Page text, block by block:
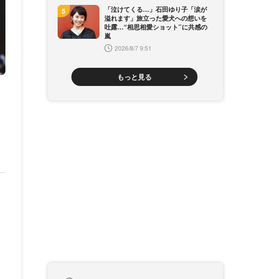
「泣けてくる…」石田ゆり子「涙が
溢れます」旅立った愛犬への想いを
吐露…“相思相愛ショット”に共感の
嵐
2026/8/7 9:51
もっと見る